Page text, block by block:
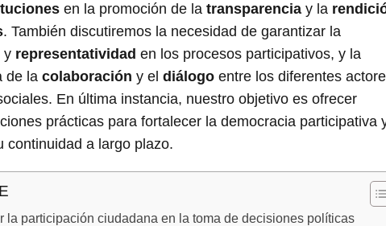
en la promoción de la transparencia y la
. También discutiremos la necesidad de garantizar la
y representatividad en los procesos participativos, y la
de la colaboración y el diálogo entre los diferentes
En última instancia, nuestro objetivo es ofrecer
prácticas para fortalecer la democracia participativa
continuidad a largo plazo.
la participación ciudadana en la toma de decisiones políticas